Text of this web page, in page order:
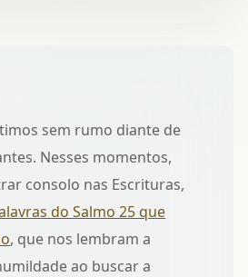
sem rumo diante de
Nesses momentos,
consolo nas Escrituras,
do Salmo 25 que
, que nos lembram a
ao buscar a